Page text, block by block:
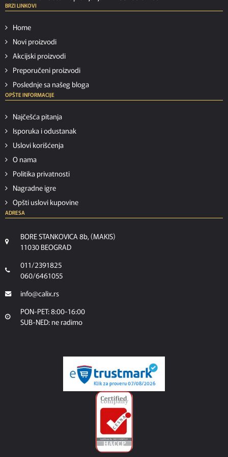
BRZI LINKOVI
Home
Novi proizvodi
Akcijski proizvodi
Preporučeni proizvodi
Poslednje sa našeg bloga
OPŠTE INFORMACIJE
Najčešća pitanja
Isporuka i odustanak
Uslovi korišćenja
O nama
Politika privatnosti
Nagradne igre
Opšti uslovi kupovine
ADRESA
BORE STANKOVICA 8b, (MAKIS)
11030 BEOGRAD
011/2391825
060/6461055
info@calix.rs
PON-PET: 8:00-16:00
SUB-NED: ne radimo